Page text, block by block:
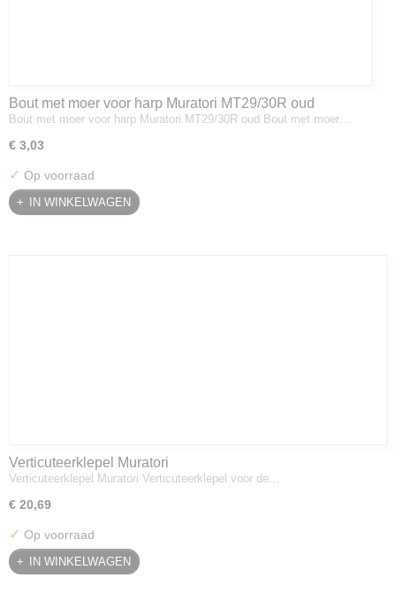
Bout met moer voor harp Muratori MT29/30R oud
Bout met moer voor harp Muratori MT29/30R oud Bout met moer…
€ 3,03
✓ Op voorraad
IN WINKELWAGEN
Verticuteerklepel Muratori
Verticuteerklepel Muratori Verticuteerklepel voor de…
€ 20,69
✓ Op voorraad
IN WINKELWAGEN